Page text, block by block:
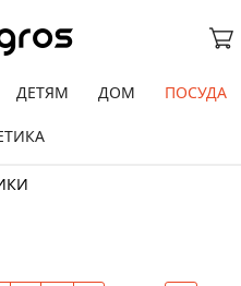
ДЕТЯМ ДОМ ПОСУДА